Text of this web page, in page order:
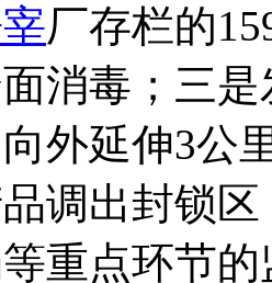
厂存栏的
消毒；三
外延伸3公
调出封锁
重点环节